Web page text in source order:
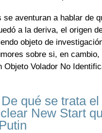
se aventuran a hablar de
a la deriva, el origen
objeto de
sobre si, en
Objeto Volador No
De qué se trata el
New Start